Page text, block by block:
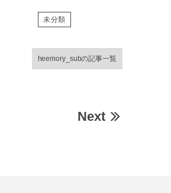
未分類
heemory_subの記事一覧
Next